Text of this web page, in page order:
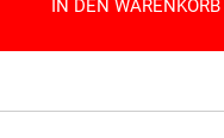
IN DEN WARENKORB